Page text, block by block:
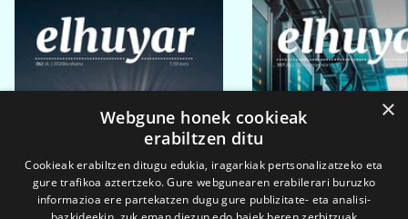
×
Webgune honek cookieak
erabiltzen ditu
Cookieak erabiltzen ditugu edukia, iragarkiak pertsonalizatzeko eta
gure trafikoa aztertzeko. Gure webgunearen erabilerari buruzko
informazioa ere partekatzen dugu gure publizitate- eta analisi-